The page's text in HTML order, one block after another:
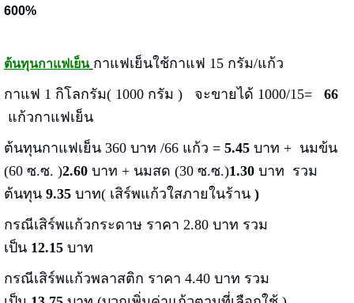
600%
ต้นทุนกาแฟเย็น กาแฟเย็นใช้กาแฟ 15 กรัม/แก้ว
กาแฟ 1 กิโลกรัม( 1000 กรัม ) จะขายได้ 1000/15= 66
แก้วกาแฟเย็น
ต้นทุนกาแฟเย็น 360 บาท /66 แก้ว = 5.45บาท + นมข้น
(60 ซ.ซ. )2.60บาท + นมสด (30 ซ.ซ.)1.30บาท รวม
ต้นทุน 9.35 บาท( เสิร์พแก้วใสภายในร้าน)
กรณีเสิร์พแก้วกระดาษ ราคา 2.80 บาท รวม
เป็น 12.15บาท
กรณีเสิร์พแก้วพลาสติก ราคา 4.40 บาท รวม